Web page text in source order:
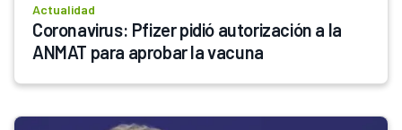
Actualidad
Coronavirus: Pfizer pidió autorización a la
ANMAT para aprobar la vacuna